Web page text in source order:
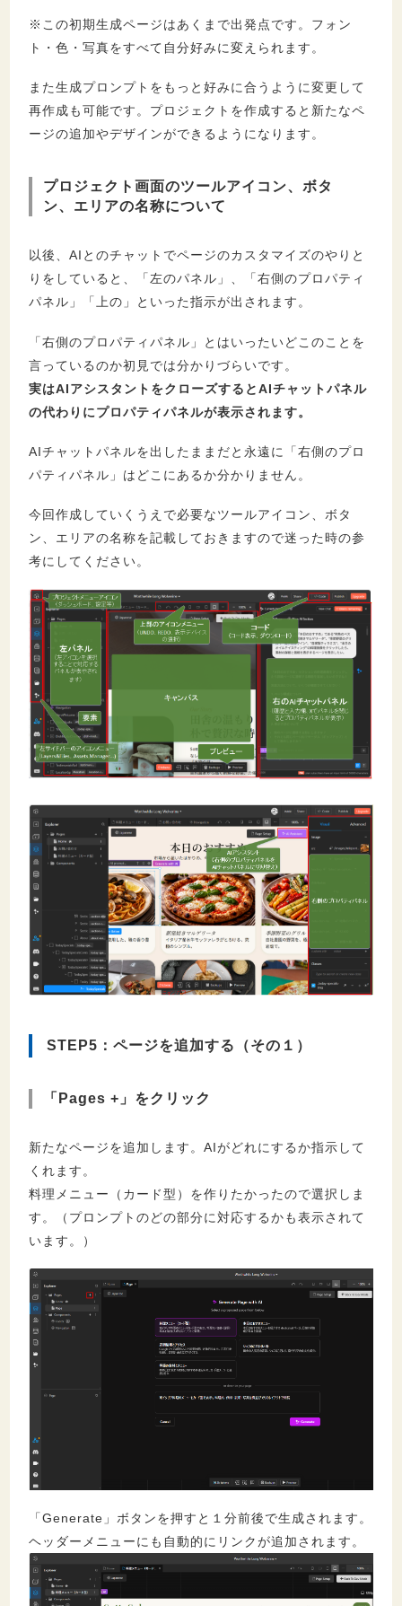
※この初期生成ページはあくまで出発点です。フォン
ト・色・写真をすべて自分好みに変えられます。
また生成プロンプトをもっと好みに合うように変更して
再作成も可能です。プロジェクトを作成すると新たなペ
ージの追加やデザインができるようになります。
プロジェクト画面のツールアイコン、ボタ
ン、エリアの名称について
以後、AIとのチャットでページのカスタマイズのやりと
りをしていると、「左のパネル」、「右側のプロパティ
パネル」「上の」といった指示が出されます。
「右側のプロパティパネル」とはいったいどこのことを
言っているのか初見では分かりづらいです。
実はAIアシスタントをクローズするとAIチャットパネル
の代わりにプロパティパネルが表示されます。
AIチャットパネルを出したままだと永遠に「右側のプロ
パティパネル」はどこにあるか分かりません。
今回作成していくうえで必要なツールアイコン、ボタ
ン、エリアの名称を記載しておきますので迷った時の参
考にしてください。
STEP5：ページを追加する（その１）
「Pages +」をクリック
新たなページを追加します。AIがどれにするか指示して
くれます。
料理メニュー（カード型）を作りたかったので選択しま
す。（プロンプトのどの部分に対応するかも表示されて
います。）
「Generate」ボタンを押すと１分前後で生成されます。
ヘッダーメニューにも自動的にリンクが追加されます。